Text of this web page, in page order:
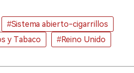
#Sistema abierto-cigarrillos
y Tabaco #Reino Unido